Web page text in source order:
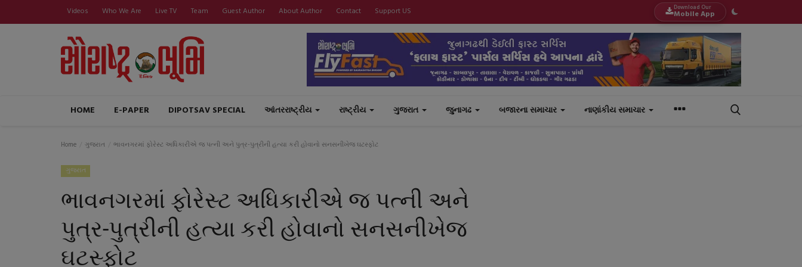
Videos Who We Are Live TV Team Guest Author About Author Contact Support US Download Our
Mobile App
HOME E-PAPER DIPOTSAV SPECIAL આંતરરાષ્ટ્રીય રાષ્ટ્રીય ગુજરાત જુનાગઢ બજારના સમાચાર નાણાંકીય સમાચાર
Home ગુજરાત ભાવનગરમાં ફોરેસ્ટ અધિકારીએ જ પત્ની અને પુત્ર-પુત્રીની હત્યા કરી હોવાનો સનસનીખેજ ઘટસ્ફોટ
ગુજરાત
ભાવનગરમાં ફોરેસ્ટ અધિકારીએ જ પત્ની અને
પુત્ર-પુત્રીની હત્યા કરી હોવાનો સનસનીખેજ
ઘટસ્ફોટ